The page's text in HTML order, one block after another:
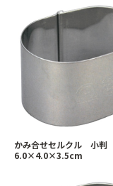
かみ合せセルクル 小判
6.0×4.0×3.5cm